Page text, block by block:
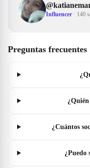
@
Influencer · 140
Preguntas frecuentes
¿Quién
¿Cuántos
¿Puedo